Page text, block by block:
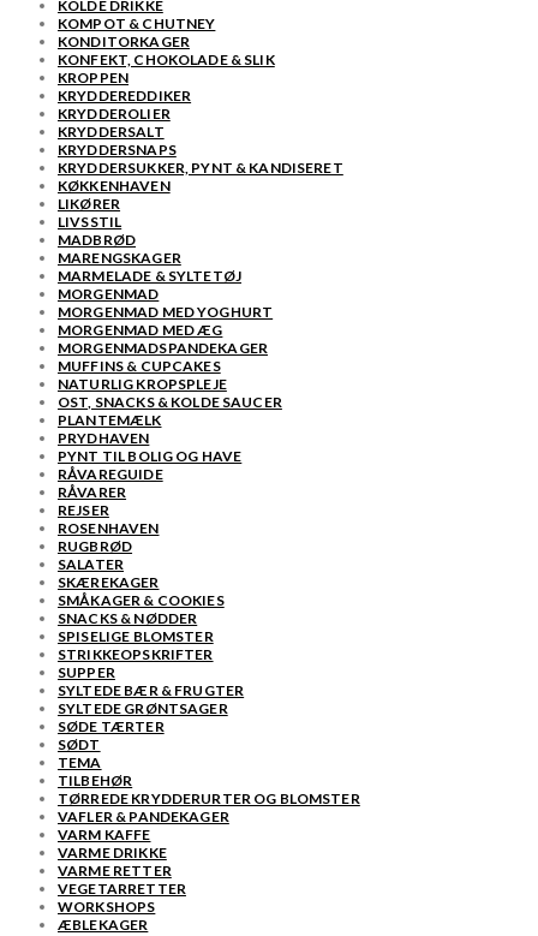
KOLDE DRIKKE
KOMPOT & CHUTNEY
KONDITORKAGER
KONFEKT, CHOKOLADE & SLIK
KROPPEN
KRYDDEREDDIKER
KRYDDEROLIER
KRYDDERSALT
KRYDDERSNAPS
KRYDDERSUKKER, PYNT & KANDISERET
KØKKENHAVEN
LIKØRER
LIVSSTIL
MADBRØD
MARENGSKAGER
MARMELADE & SYLTETØJ
MORGENMAD
MORGENMAD MED YOGHURT
MORGENMAD MED ÆG
MORGENMADSPANDEKAGER
MUFFINS & CUPCAKES
NATURLIG KROPSPLEJE
OST, SNACKS & KOLDE SAUCER
PLANTEMÆLK
PRYDHAVEN
PYNT TIL BOLIG OG HAVE
RÅVAREGUIDE
RÅVARER
REJSER
ROSENHAVEN
RUGBRØD
SALATER
SKÆREKAGER
SMÅKAGER & COOKIES
SNACKS & NØDDER
SPISELIGE BLOMSTER
STRIKKEOPSKRIFTER
SUPPER
SYLTEDE BÆR & FRUGTER
SYLTEDE GRØNTSAGER
SØDE TÆRTER
SØDT
TEMA
TILBEHØR
TØRREDE KRYDDERURTER OG BLOMSTER
VAFLER & PANDEKAGER
VARM KAFFE
VARME DRIKKE
VARME RETTER
VEGETARRETTER
WORKSHOPS
ÆBLEKAGER